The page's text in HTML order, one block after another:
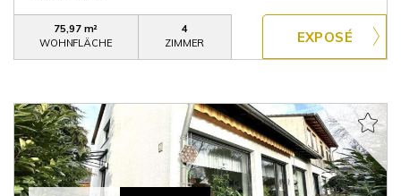
75,97 m²
WOHNFLÄCHE
4
ZIMMER